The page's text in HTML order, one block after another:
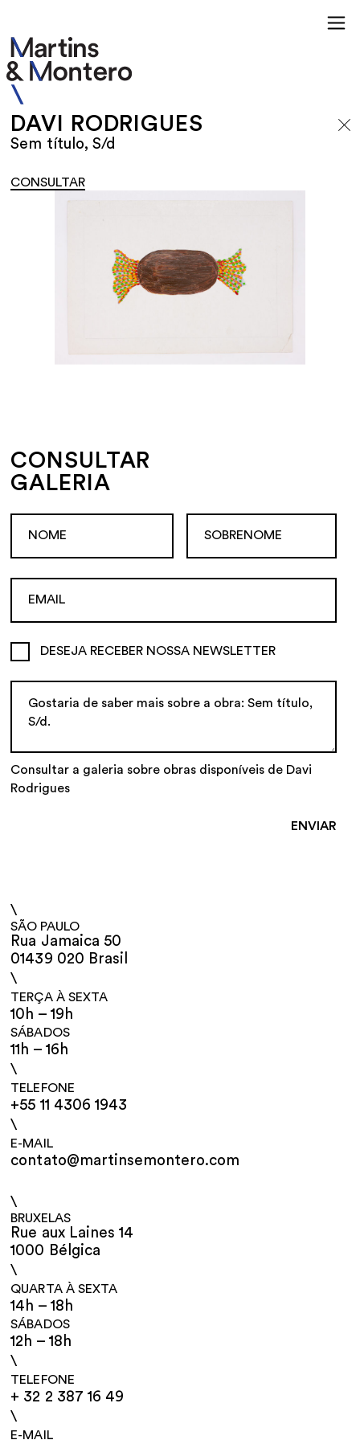
DAVI RODRIGUES
Sem título, S/d
CONSULTAR
CONSULTAR
GALERIA
DESEJA RECEBER NOSSA NEWSLETTER
Consultar a galeria sobre obras disponíveis de Davi
Rodrigues
\
SÃO PAULO
Rua Jamaica 50
01439 020 Brasil
\
TERÇA À SEXTA
10h – 19h
SÁBADOS
11h – 16h
\
TELEFONE
+55 11 4306 1943
\
E-MAIL
contato@martinsemontero.com
\
BRUXELAS
Rue aux Laines 14
1000 Bélgica
\
QUARTA À SEXTA
14h – 18h
SÁBADOS
12h – 18h
\
TELEFONE
+ 32 2 387 16 49
\
E-MAIL